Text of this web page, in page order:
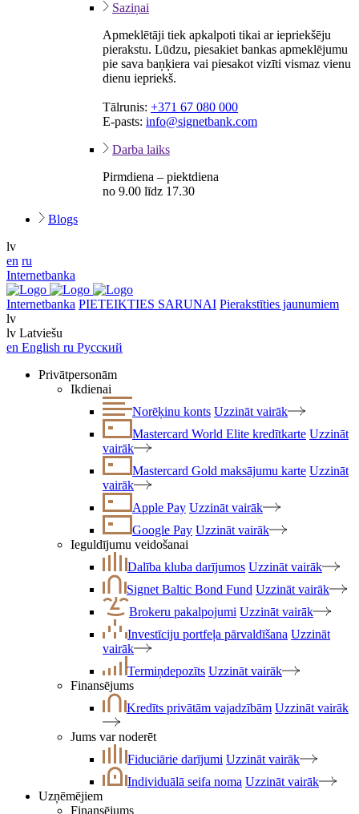
Saziņai
Apmeklētāji tiek apkalpoti tikai ar iepriekšēju
pierakstu. Lūdzu, piesakiet bankas apmeklējumu
pie sava baņķiera vai piesakot vizīti vismaz vienu
dienu iepriekš.
Tālrunis: +371 67 080 000
E-pasts: info@signetbank.com
Darba laiks
Pirmdiena – piektdiena
no 9.00 līdz 17.30
Blogs
lv
en ru
Internetbanka
Internetbanka PIETEIKTIES SARUNAI Pierakstīties jaunumiem
lv
lv Latviešu
en English ru Русский
Privātpersonām
Ikdienai
Norēķinu konts Uzzināt vairāk
Mastercard World Elite kredītkarte Uzzināt
vairāk
Mastercard Gold maksājumu karte Uzzināt
vairāk
Apple Pay Uzzināt vairāk
Google Pay Uzzināt vairāk
Ieguldījumu veidošanai
Dalība kluba darījumos Uzzināt vairāk
Signet Baltic Bond Fund Uzzināt vairāk
Brokeru pakalpojumi Uzzināt vairāk
Investīciju portfeļa pārvaldīšana Uzzināt
vairāk
Termiņdepozīts Uzzināt vairāk
Finansējums
Kredīts privātām vajadzībām Uzzināt vairāk
Jums var noderēt
Fiduciārie darījumi Uzzināt vairāk
Individuālā seifa noma Uzzināt vairāk
Uzņēmējiem
Finansējums